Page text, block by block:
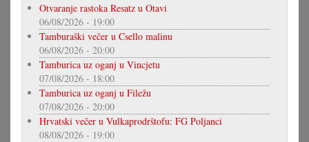
Otvaranje rastoka Resatz u Otavi
06/08/2026 - 19:00
Tamburaški večer u Csello malinu
06/08/2026 - 20:00
Tamburica uz oganj u Vincjetu
07/08/2026 - 18:00
Tamburica uz oganj u Filežu
07/08/2026 - 20:00
Hrvatski večer u Vulkaprodrštofu: FG Poljanci
08/08/2026 - 19:00